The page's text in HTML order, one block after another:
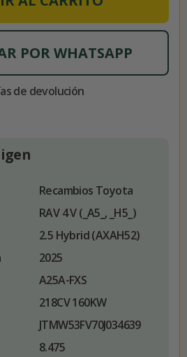
POR WHATSAPP
de devolución
Recambios Toyota
RAV 4 V (_A5_, _H5_)
2.5 Hybrid (AXAH52)
2025
A25A-FXS
218CV 160KW
JTMW53FV70J034639
8.475